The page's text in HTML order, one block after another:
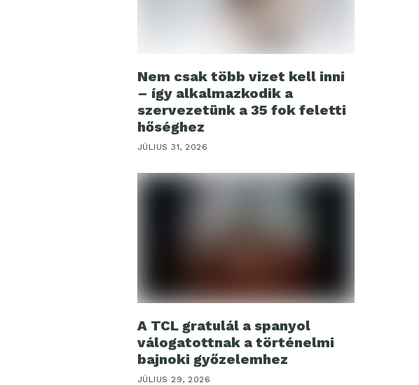
Nem csak több vizet kell inni
– így alkalmazkodik a
szervezetünk a 35 fok feletti
hőséghez
JÚLIUS 31, 2026
A TCL gratulál a spanyol
válogatottnak a történelmi
bajnoki győzelemhez
JÚLIUS 29, 2026